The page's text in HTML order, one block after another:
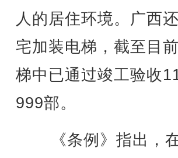
人的居住环境。广西
宅加装电梯，截至目
梯中已通过竣工验收
999部。
《条例》指出，在